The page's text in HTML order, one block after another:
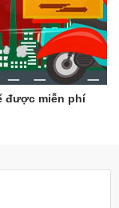
được miễn phí